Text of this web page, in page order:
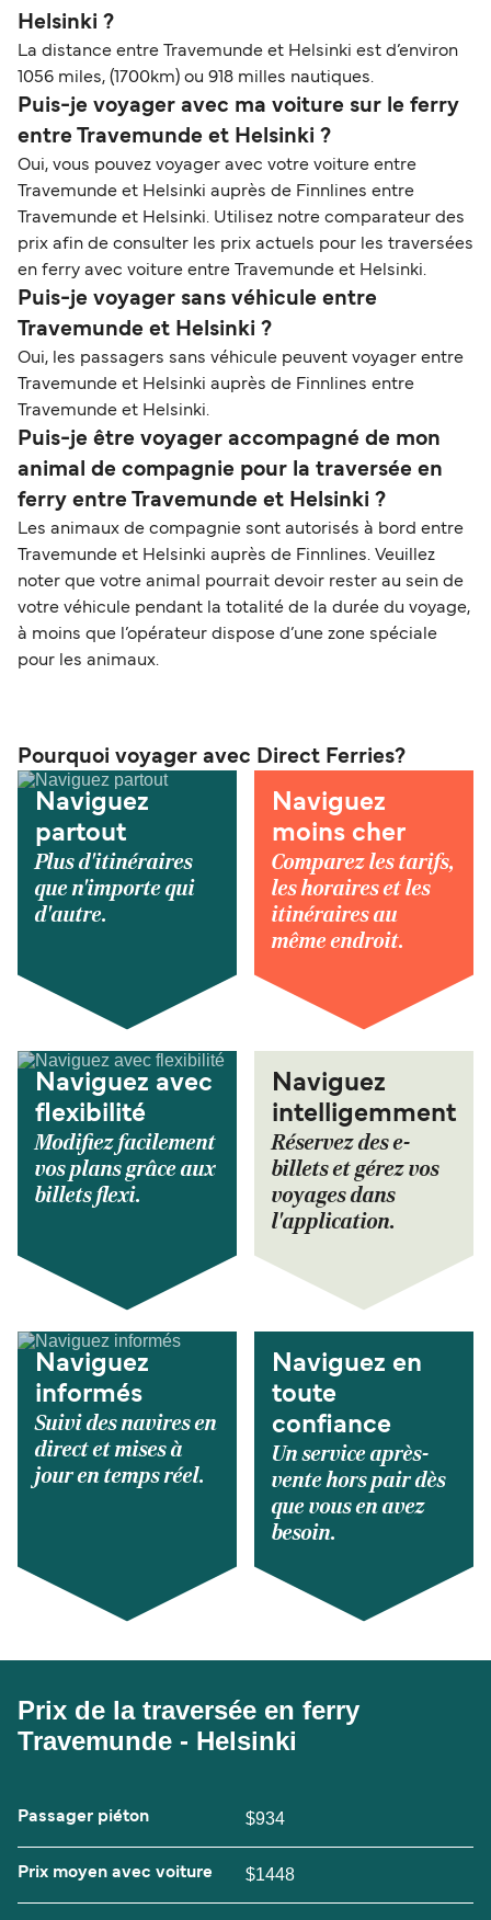
Helsinki ?
La distance entre Travemunde et Helsinki est d’environ
1056 miles, (1700km) ou 918 milles nautiques.
Puis-je voyager avec ma voiture sur le ferry
entre Travemunde et Helsinki ?
Oui, vous pouvez voyager avec votre voiture entre
Travemunde et Helsinki auprès de Finnlines entre
Travemunde et Helsinki. Utilisez notre comparateur des
prix afin de consulter les prix actuels pour les traversées
en ferry avec voiture entre Travemunde et Helsinki.
Puis-je voyager sans véhicule entre
Travemunde et Helsinki ?
Oui, les passagers sans véhicule peuvent voyager entre
Travemunde et Helsinki auprès de Finnlines entre
Travemunde et Helsinki.
Puis-je être voyager accompagné de mon
animal de compagnie pour la traversée en
ferry entre Travemunde et Helsinki ?
Les animaux de compagnie sont autorisés à bord entre
Travemunde et Helsinki auprès de Finnlines. Veuillez
noter que votre animal pourrait devoir rester au sein de
votre véhicule pendant la totalité de la durée du voyage,
à moins que l’opérateur dispose d’une zone spéciale
pour les animaux.
Pourquoi voyager avec Direct Ferries?
Naviguez
partout
Plus d'itinéraires
que n'importe qui
d'autre.
Naviguez
moins cher
Comparez les tarifs,
les horaires et les
itinéraires au
même endroit.
Naviguez avec
flexibilité
Modifiez facilement
vos plans grâce aux
billets flexi.
Naviguez
intelligemment
Réservez des e-
billets et gérez vos
voyages dans
l'application.
Naviguez
informés
Suivi des navires en
direct et mises à
jour en temps réel.
Naviguez en
toute
confiance
Un service après-
vente hors pair dès
que vous en avez
besoin.
Prix de la traversée en ferry
Travemunde - Helsinki
Passager piéton $934
Prix moyen avec voiture $1448